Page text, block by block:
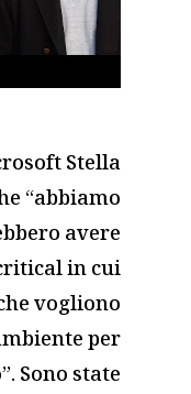
Stella
“abbiamo
avere
in cui
vogliono
per
Sono state